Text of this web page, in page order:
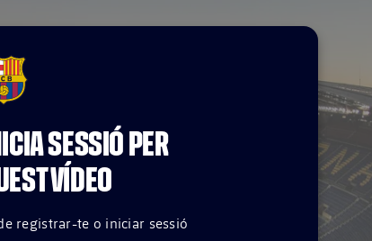
FCB Barcelona badge
SESSIÓ PER
VÍDEO
registrar-te o iniciar sessió